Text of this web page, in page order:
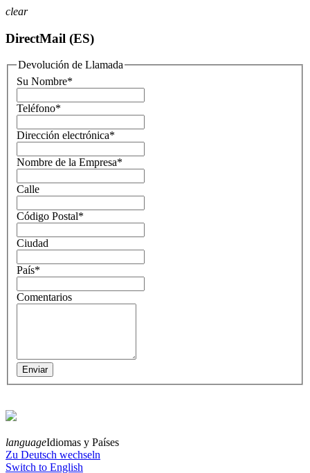
clear
DirectMail (ES)
Devolución de Llamada
Su Nombre*
Teléfono*
Dirección electrónica*
Nombre de la Empresa*
Calle
Código Postal*
Ciudad
País*
Comentarios
languageIdiomas y Países
Zu Deutsch wechseln
Switch to English